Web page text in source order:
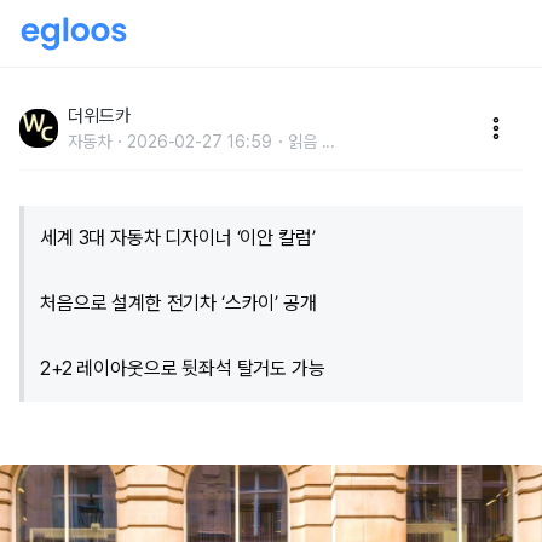
든 2억 원대 특급 '전기차'
더위드카
자동차 2026-02-27 16:59 읽음 ...
세계 3대 자동차 디자이너 ‘이안 칼럼’
처음으로 설계한 전기차 ‘스카이’ 공개
2+2 레이아웃으로 뒷좌석 탈거도 가능